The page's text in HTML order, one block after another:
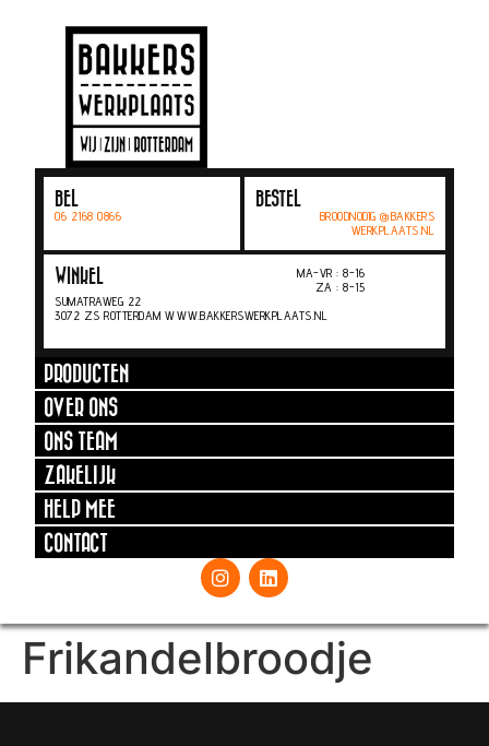
BEL
06 2168 0866
BESTEL
BROODNODIG @BAKKERS
WERKPLAATS.NL
WINKEL
MA-VR : 8-16
ZA : 8-15
SUMATRAWEG 22
3072 ZS ROTTERDAM WWW.BAKKERSWERKPLAATS.NL
PRODUCTEN
OVER ONS
ONS TEAM
ZAKELIJK
HELP MEE
CONTACT
Frikandelbroodje